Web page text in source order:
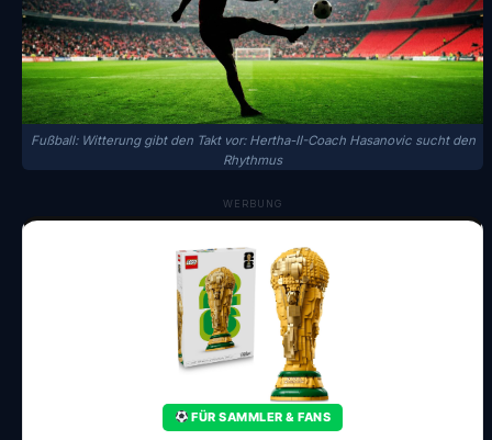
Fußball: Witterung gibt den Takt vor: Hertha-II-Coach Hasanovic sucht den
Rhythmus
WERBUNG
FÜR SAMMLER & FANS